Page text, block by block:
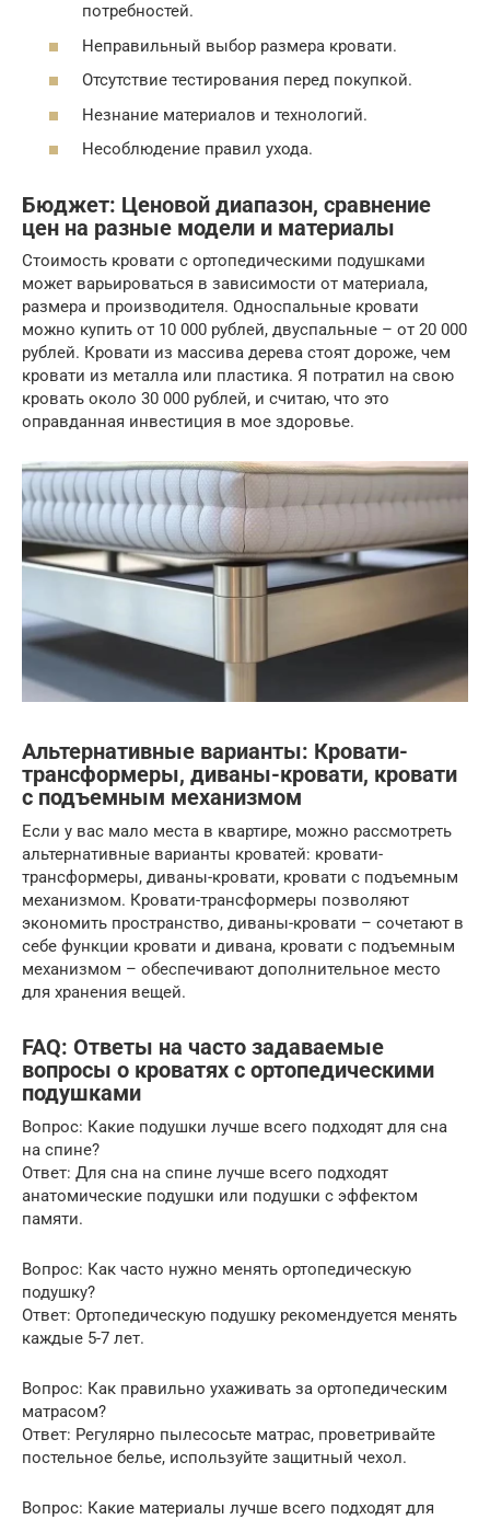
потребностей.
Неправильный выбор размера кровати.
Отсутствие тестирования перед покупкой.
Незнание материалов и технологий.
Несоблюдение правил ухода.
Бюджет: Ценовой диапазон, сравнение
цен на разные модели и материалы
Стоимость кровати с ортопедическими подушками
может варьироваться в зависимости от материала,
размера и производителя. Односпальные кровати
можно купить от 10 000 рублей, двуспальные – от 20 000
рублей. Кровати из массива дерева стоят дороже, чем
кровати из металла или пластика. Я потратил на свою
кровать около 30 000 рублей, и считаю, что это
оправданная инвестиция в мое здоровье.
Альтернативные варианты: Кровати-
трансформеры, диваны-кровати, кровати
с подъемным механизмом
Если у вас мало места в квартире, можно рассмотреть
альтернативные варианты кроватей: кровати-
трансформеры, диваны-кровати, кровати с подъемным
механизмом. Кровати-трансформеры позволяют
экономить пространство, диваны-кровати – сочетают в
себе функции кровати и дивана, кровати с подъемным
механизмом – обеспечивают дополнительное место
для хранения вещей.
FAQ: Ответы на часто задаваемые
вопросы о кроватях с ортопедическими
подушками
Вопрос: Какие подушки лучше всего подходят для сна
на спине?
Ответ: Для сна на спине лучше всего подходят
анатомические подушки или подушки с эффектом
памяти.
Вопрос: Как часто нужно менять ортопедическую
подушку?
Ответ: Ортопедическую подушку рекомендуется менять
каждые 5-7 лет.
Вопрос: Как правильно ухаживать за ортопедическим
матрасом?
Ответ: Регулярно пылесосьте матрас, проветривайте
постельное белье, используйте защитный чехол.
Вопрос: Какие материалы лучше всего подходят для